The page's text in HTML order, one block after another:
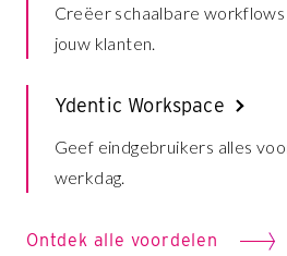
Creëer schaalbare workflows
jouw klanten.
Ydentic Workspace
Geef eindgebruikers alles
werkdag.
Ontdek alle voordelen